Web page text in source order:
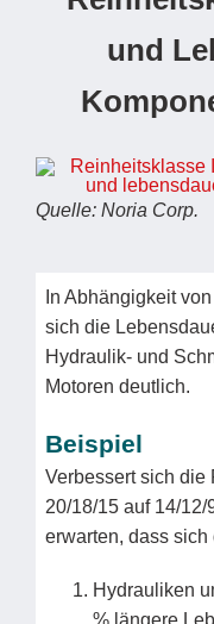
und
Quelle: Noria Corp.
In Abhängigkeit
sich die
Hydraulik- und
Motoren deutlich.
Beispiel
Verbessert sich die
20/18/15 auf 14/
erwarten, dass
Hydrauliken